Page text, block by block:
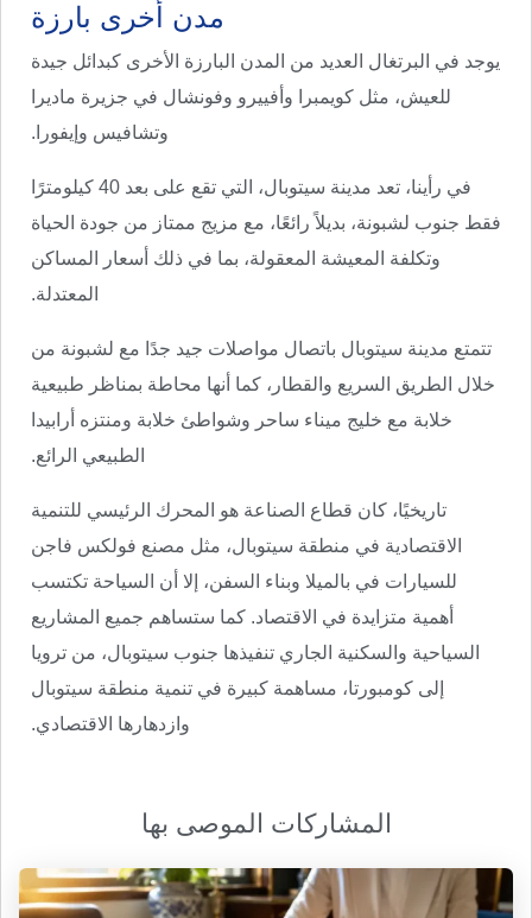
مدن أخرى بارزة
يوجد في البرتغال العديد من المدن البارزة الأخرى كبدائل جيدة
للعيش، مثل كويمبرا وأفييرو وفونشال في جزيرة ماديرا
وتشافيس وإيفورا.
في رأينا، تعد مدينة سيتوبال، التي تقع على بعد 40 كيلومترًا
فقط جنوب لشبونة، بديلاً رائعًا، مع مزيج ممتاز من جودة الحياة
وتكلفة المعيشة المعقولة، بما في ذلك أسعار المساكن
المعتدلة.
تتمتع مدينة سيتوبال باتصال مواصلات جيد جدًا مع لشبونة من
خلال الطريق السريع والقطار، كما أنها محاطة بمناظر طبيعية
خلابة مع خليج ميناء ساحر وشواطئ خلابة ومنتزه أرابيدا
الطبيعي الرائع.
تاريخيًا، كان قطاع الصناعة هو المحرك الرئيسي للتنمية
الاقتصادية في منطقة سيتوبال، مثل مصنع فولكس فاجن
للسيارات في بالميلا وبناء السفن، إلا أن السياحة تكتسب
أهمية متزايدة في الاقتصاد. كما ستساهم جميع المشاريع
السياحية والسكنية الجاري تنفيذها جنوب سيتوبال، من ترويا
إلى كومبورتا، مساهمة كبيرة في تنمية منطقة سيتوبال
وازدهارها الاقتصادي.
المشاركات الموصى بها